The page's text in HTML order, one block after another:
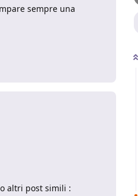
sempre una
altri post simili :